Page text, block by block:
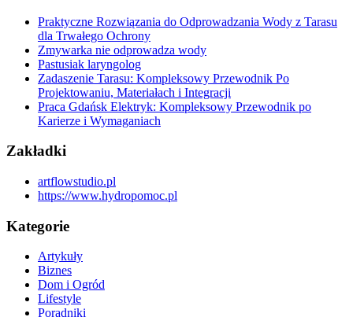
Praktyczne Rozwiązania do Odprowadzania Wody z Tarasu
dla Trwałego Ochrony
Zmywarka nie odprowadza wody
Pastusiak laryngolog
Zadaszenie Tarasu: Kompleksowy Przewodnik Po
Projektowaniu, Materiałach i Integracji
Praca Gdańsk Elektryk: Kompleksowy Przewodnik po
Karierze i Wymaganiach
Zakładki
artflowstudio.pl
https://www.hydropomoc.pl
Kategorie
Artykuły
Biznes
Dom i Ogród
Lifestyle
Poradniki